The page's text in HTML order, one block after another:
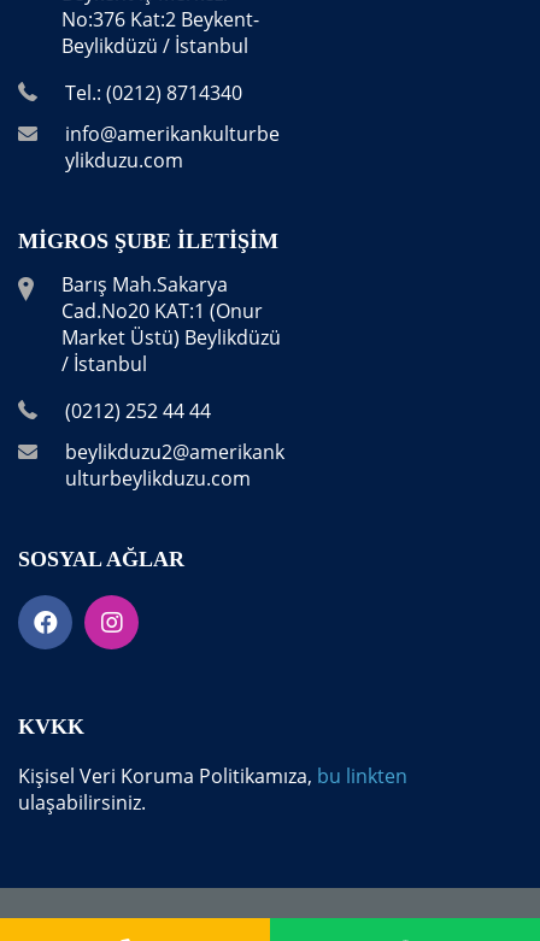
No:376 Kat:2 Beykent-
Beylikdüzü / İstanbul
Tel.: (0212) 8714340
info@amerikankulturbe
ylikduzu.com
MIGROS ŞUBE İLETIŞIM
Barış Mah.Sakarya
Cad.No20 KAT:1 (Onur
Market Üstü) Beylikdüzü
/ İstanbul
(0212) 252 44 44
beylikduzu2@amerikank
ulturbeylikduzu.com
SOSYAL AĞLAR
KVKK
Kişisel Veri Koruma Politikamıza, bu linkten
ulaşabilirsiniz.